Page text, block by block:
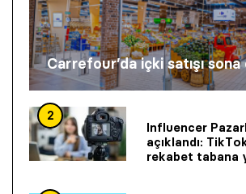
Carrefour’da içki satışı
2
Influencer
açıklandı:
rekabet tabana